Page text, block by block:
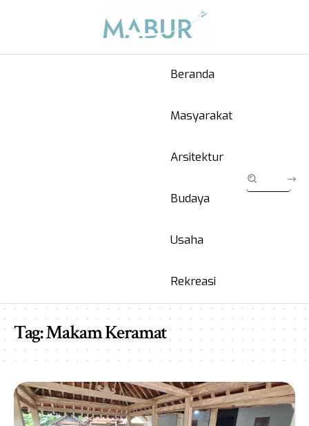
Beranda
Masyarakat
Arsitektur
Budaya
Usaha
Rekreasi
Tag:Makam Keramat